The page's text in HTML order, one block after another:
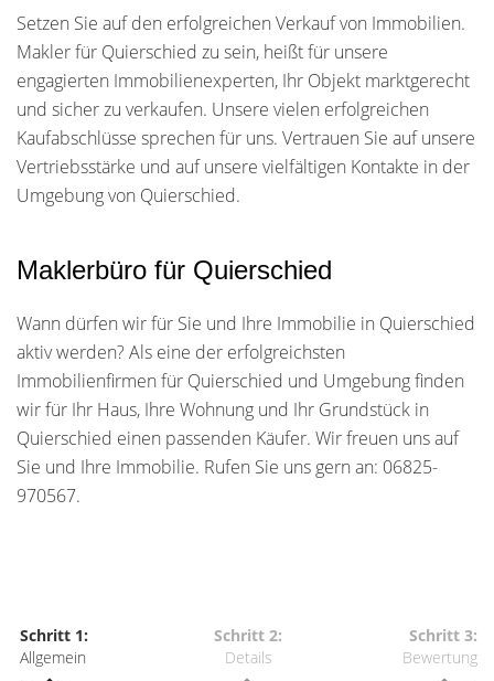
Setzen Sie auf den erfolgreichen Verkauf von Immobilien.
Makler für Quierschied zu sein, heißt für unsere
engagierten Immobilienexperten, Ihr Objekt marktgerecht
und sicher zu verkaufen. Unsere vielen erfolgreichen
Kaufabschlüsse sprechen für uns. Vertrauen Sie auf unsere
Vertriebsstärke und auf unsere vielfältigen Kontakte in der
Umgebung von Quierschied.
Maklerbüro für Quierschied
Wann dürfen wir für Sie und Ihre Immobilie in Quierschied
aktiv werden? Als eine der erfolgreichsten
Immobilienfirmen für Quierschied und Umgebung finden
wir für Ihr Haus, Ihre Wohnung und Ihr Grundstück in
Quierschied einen passenden Käufer. Wir freuen uns auf
Sie und Ihre Immobilie. Rufen Sie uns gern an: 06825-
970567.
Schritt 1:
Allgemein
Schritt 2:
Details
Schritt 3:
Bewertung